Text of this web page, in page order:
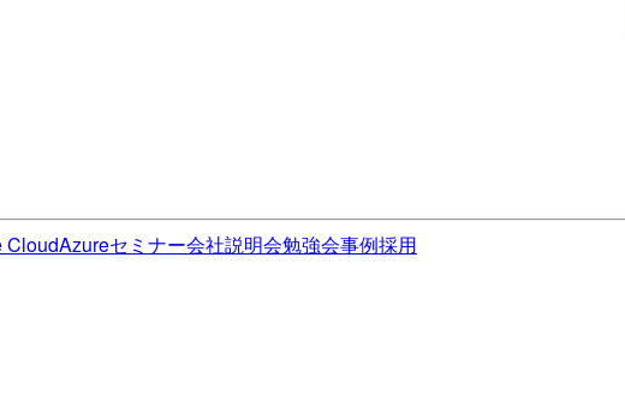
CloudAzureセミナー会社説明会勉強会事例採用